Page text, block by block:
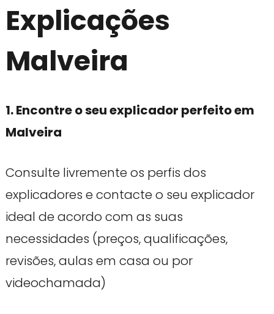
Explicações
Malveira
1. Encontre o seu explicador perfeito em
Malveira
Consulte livremente os perfis dos
explicadores e contacte o seu explicador
ideal de acordo com as suas
necessidades (preços, qualificações,
revisões, aulas em casa ou por
videochamada)